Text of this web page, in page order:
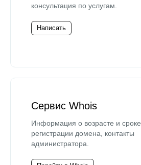
консультация по услугам.
Написать
Сервис Whois
Информация о возрасте и сроке
регистрации домена, контакты
администратора.